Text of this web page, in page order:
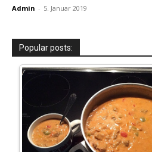
Admin - 5. Januar 2019
Popular posts: